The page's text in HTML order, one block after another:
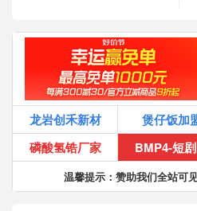
龙岩创禾新材 煲仔饭加
磷酸氢锆厂家
BMP4-短
温馨提示：赞助我们全站可